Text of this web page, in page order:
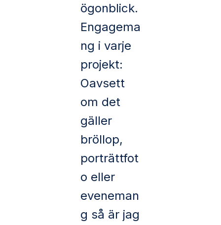
ögonblick.
Engagema
ng i varje
projekt:
Oavsett
om det
gäller
bröllop,
porträttfot
o eller
eveneman
g så är jag